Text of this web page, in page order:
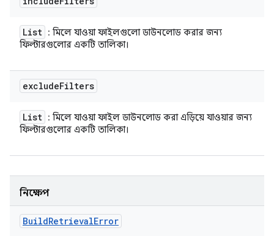
List : মিলে যাওয়া ফাইলগুলো ডাউনলোড করার জন্য
ফিল্টারগুলোর একটি তালিকা।
excludeFilters
List : মিলে যাওয়া ফাইল ডাউনলোড করা এড়িয়ে যাওয়ার জন্য
ফিল্টারগুলোর একটি তালিকা।
নিক্ষেপ
BuildRetrievalError